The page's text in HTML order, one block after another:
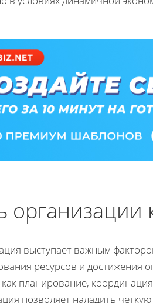
организации
выступает важным
ресурсов и достижения
планирование,
позволяет наладить